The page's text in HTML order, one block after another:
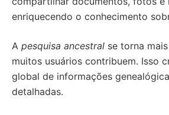
enriquecendo o conhecimento
A pesquisa ancestral se torna
muitos usuários contribuem. Isso
global de informações
detalhadas.